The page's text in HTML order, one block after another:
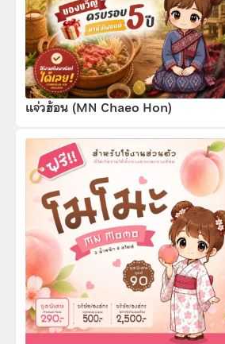
แจ่วฮ้อน (MN Chaeo Hon)